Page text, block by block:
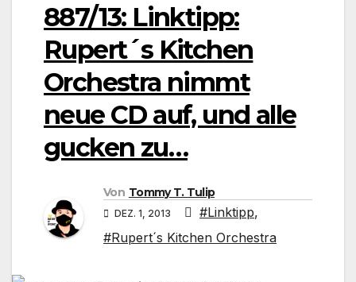
887/13: Linktipp:
Rupert´s Kitchen
Orchestra nimmt
neue CD auf, und alle
gucken zu…
Von Tommy T. Tulip
DEZ. 1, 2013 #Linktipp,
#Rupert´s Kitchen Orchestra